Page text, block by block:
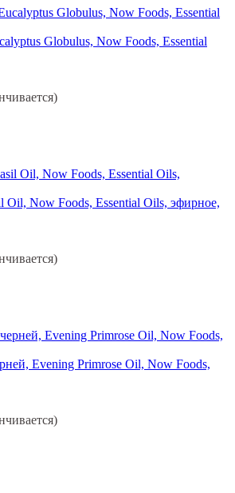
Globulus, Now Foods, Essential
Oil, Now Foods, Essential Oils, эфирное,
Evening Primrose Oil, Now Foods,